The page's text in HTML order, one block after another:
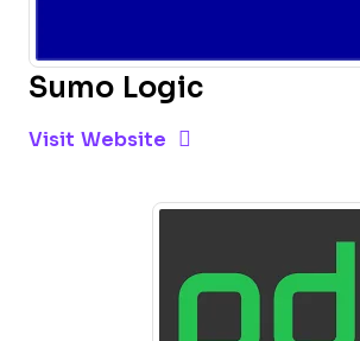
Sumo Logic
Visit Website Opens New Window